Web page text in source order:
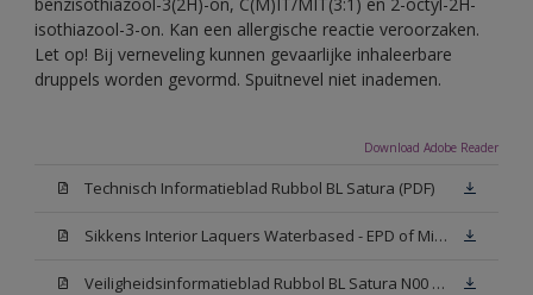
isothiazool-3-on. Kan een allergische reactie veroorzaken.
Let op! Bij verneveling kunnen gevaarlijke inhaleerbare
druppels worden gevormd. Spuitnevel niet inademen.
Download Adobe Reader
Technisch Informatieblad Rubbol BL Satura (PDF)
Sikkens Interior Laquers Waterbased - EPD of Milieuproductverklaring
Veiligheidsinformatieblad Rubbol BL Satura N00 (MSDS)